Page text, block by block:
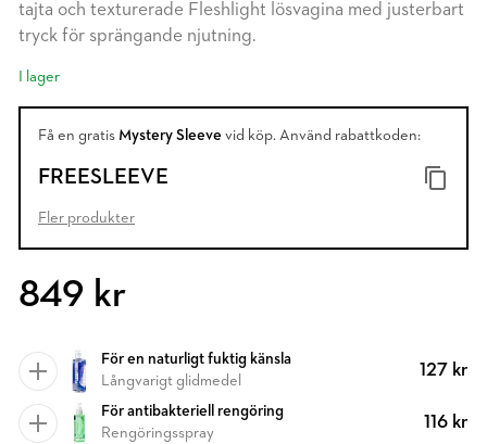
tajta och texturerade Fleshlight lösvagina med justerbart
tryck för sprängande njutning.
I lager
Få en gratis Mystery Sleeve vid köp. Använd rabattkoden:
FREESLEEVE
Fler produkter
849 kr
För en naturligt fuktig känsla
Långvarigt glidmedel
127 kr
För antibakteriell rengöring
Rengöringsspray
116 kr